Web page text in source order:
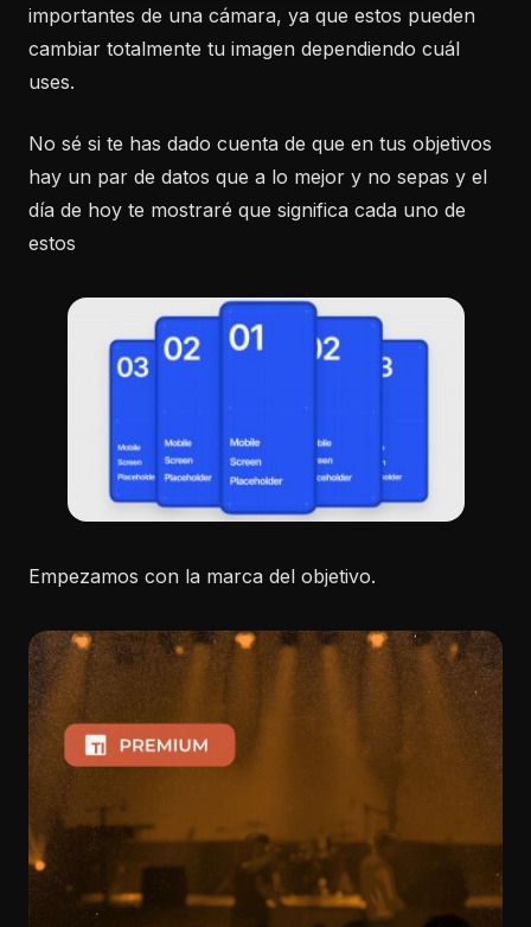
importantes de una cámara, ya que estos pueden
cambiar totalmente tu imagen dependiendo cuál
uses.
No sé si te has dado cuenta de que en tus objetivos
hay un par de datos que a lo mejor y no sepas y el
día de hoy te mostraré que significa cada uno de
estos
Empezamos con la marca del objetivo.